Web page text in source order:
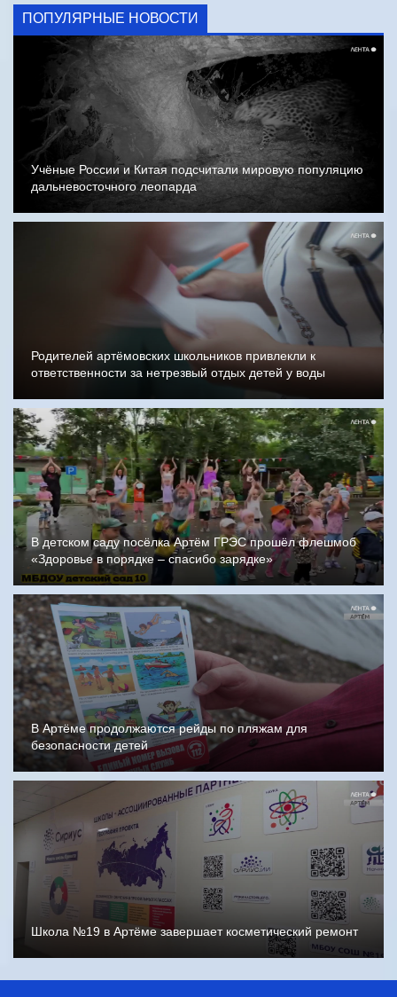
ПОПУЛЯРНЫЕ НОВОСТИ
Учёные России и Китая подсчитали мировую популяцию
дальневосточного леопарда
Родителей артёмовских школьников привлекли к
ответственности за нетрезвый отдых детей у воды
В детском саду посёлка Артём ГРЭС прошёл флешмоб
«Здоровье в порядке – спасибо зарядке»
В Артёме продолжаются рейды по пляжам для
безопасности детей
Школа №19 в Артёме завершает косметический ремонт